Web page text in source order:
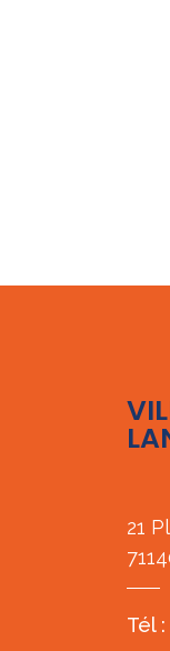
21
Tél :